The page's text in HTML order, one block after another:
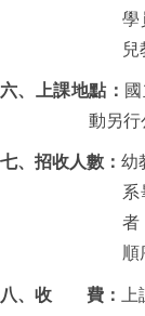
學
兒
六、上課地點：
動另行
七、招收人數： 幼
系
者
順
八、收 費：